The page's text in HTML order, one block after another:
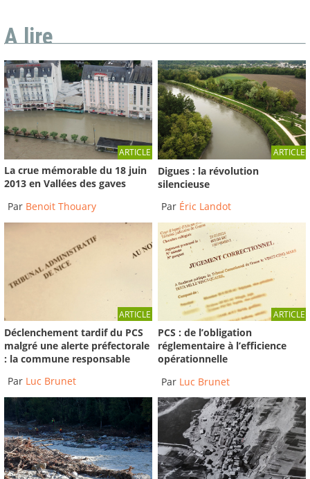
A lire
ARTICLE
La crue mémorable du 18 juin
2013 en Vallées des gaves
Par Benoit Thouary
ARTICLE
Digues : la révolution
silencieuse
Par Éric Landot
ARTICLE
Déclenchement tardif du PCS
malgré une alerte préfectorale
: la commune responsable
Par Luc Brunet
ARTICLE
PCS : de l’obligation
réglementaire à l’efficience
opérationnelle
Par Luc Brunet